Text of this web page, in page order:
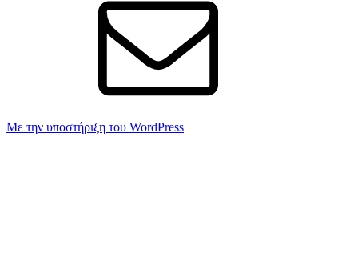
Με την υποστήριξη του WordPress